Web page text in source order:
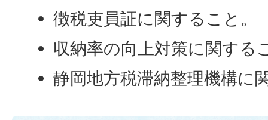
徴税吏員証に関すること。
収納率の向上対策に関する
静岡地方税滞納整理機構に